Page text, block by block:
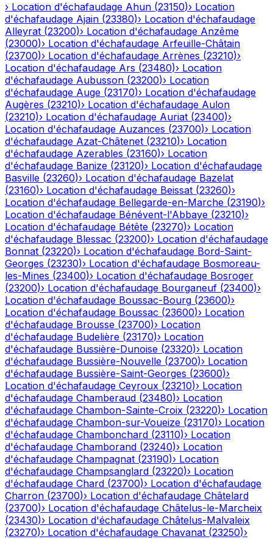
› Location d'échafaudage Ahun (23150)› Location
d'échafaudage Ajain (23380)› Location d'échafaudage
Alleyrat (23200)› Location d'échafaudage Anzême
(23000)› Location d'échafaudage Arfeuille-Châtain
(23700)› Location d'échafaudage Arrènes (23210)›
Location d'échafaudage Ars (23480)› Location
d'échafaudage Aubusson (23200)› Location
d'échafaudage Auge (23170)› Location d'échafaudage
Augères (23210)› Location d'échafaudage Aulon
(23210)› Location d'échafaudage Auriat (23400)›
Location d'échafaudage Auzances (23700)› Location
d'échafaudage Azat-Châtenet (23210)› Location
d'échafaudage Azerables (23160)› Location
d'échafaudage Banize (23120)› Location d'échafaudage
Basville (23260)› Location d'échafaudage Bazelat
(23160)› Location d'échafaudage Beissat (23260)›
Location d'échafaudage Bellegarde-en-Marche (23190)›
Location d'échafaudage Bénévent-l'Abbaye (23210)›
Location d'échafaudage Bétête (23270)› Location
d'échafaudage Blessac (23200)› Location d'échafaudage
Bonnat (23220)› Location d'échafaudage Bord-Saint-
Georges (23230)› Location d'échafaudage Bosmoreau-
les-Mines (23400)› Location d'échafaudage Bosroger
(23200)› Location d'échafaudage Bourganeuf (23400)›
Location d'échafaudage Boussac-Bourg (23600)›
Location d'échafaudage Boussac (23600)› Location
d'échafaudage Brousse (23700)› Location
d'échafaudage Budelière (23170)› Location
d'échafaudage Bussière-Dunoise (23320)› Location
d'échafaudage Bussière-Nouvelle (23700)› Location
d'échafaudage Bussière-Saint-Georges (23600)›
Location d'échafaudage Ceyroux (23210)› Location
d'échafaudage Chamberaud (23480)› Location
d'échafaudage Chambon-Sainte-Croix (23220)› Location
d'échafaudage Chambon-sur-Voueize (23170)› Location
d'échafaudage Chambonchard (23110)› Location
d'échafaudage Chamborand (23240)› Location
d'échafaudage Champagnat (23190)› Location
d'échafaudage Champsanglard (23220)› Location
d'échafaudage Chard (23700)› Location d'échafaudage
Charron (23700)› Location d'échafaudage Châtelard
(23700)› Location d'échafaudage Châtelus-le-Marcheix
(23430)› Location d'échafaudage Châtelus-Malvaleix
(23270)› Location d'échafaudage Chavanat (23250)›